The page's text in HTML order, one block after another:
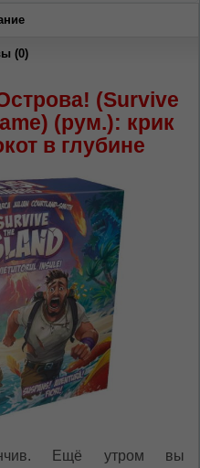
(0)
(Survive
(рум.): крик
в глубине
Ещё утром вы
далее
vă
в
puteți
sus